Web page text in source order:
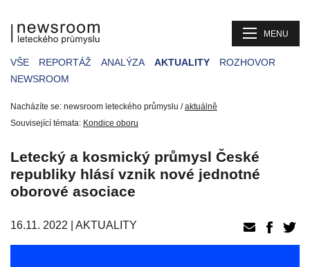
MENU
VŠE REPORTÁŽ ANALÝZA AKTUALITY
ROZHOVOR
NEWSROOM
Nacházíte se: newsroom leteckého průmyslu /aktuálně
Související témata: Kondice oboru
Letecký a kosmický průmysl České
republiky hlásí vznik nové jednotné
oborové asociace
16.11. 2022 | AKTUALITY